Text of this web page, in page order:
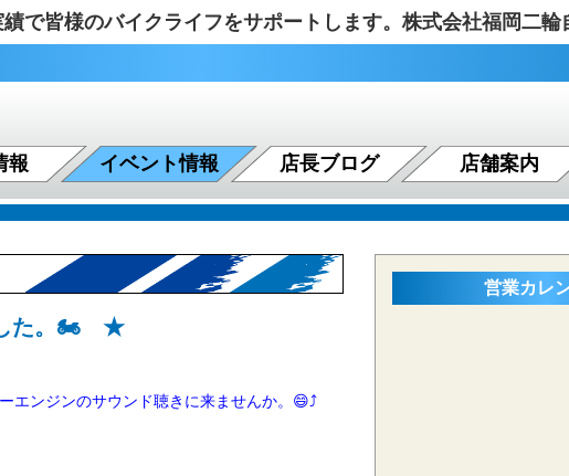
で皆様のバイクライフをサポートします。株式会社福岡二輪
報 イベント情報 店長ブログ 店舗案内
した。🏍️ ★
エンジンのサウンド聴きに来ませんか。😄⤴️
営業カレ